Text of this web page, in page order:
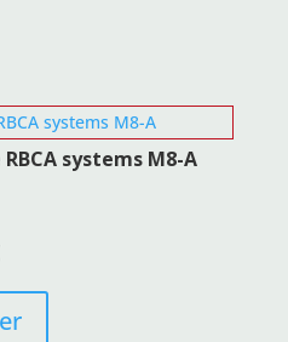
systems M8-A